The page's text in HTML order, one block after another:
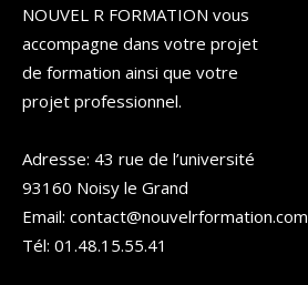
NOUVEL R FORMATION vous
accompagne dans votre projet
de formation ainsi que votre
projet professionnel.
Adresse: 43 rue de l’université
93160 Noisy le Grand
Email: contact@nouvelrformation.com
Tél: 01.48.15.55.41